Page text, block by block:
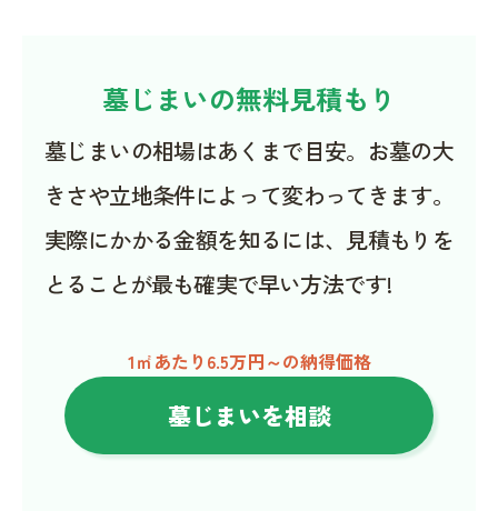
墓じまいの無料見積もり
墓じまいの相場はあくまで目安。お墓の大
きさや立地条件によって変わってきます。
実際にかかる金額を知るには、見積もりを
とることが最も確実で早い方法です!
1㎡あたり6.5万円～の納得価格
墓じまいを相談